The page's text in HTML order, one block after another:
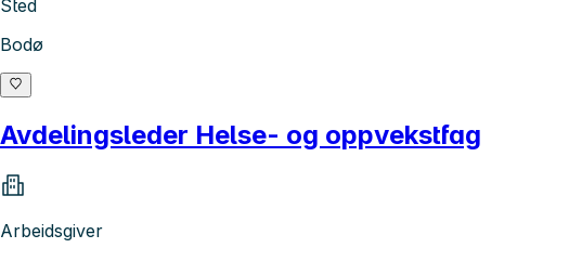
Sted
Bodø
Avdelingsleder Helse- og oppvekstfag
Arbeidsgiver